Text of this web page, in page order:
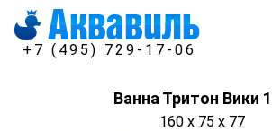
+7 (495) 729-17-06
Ванна Тритон Вики
160 x 75 x 77